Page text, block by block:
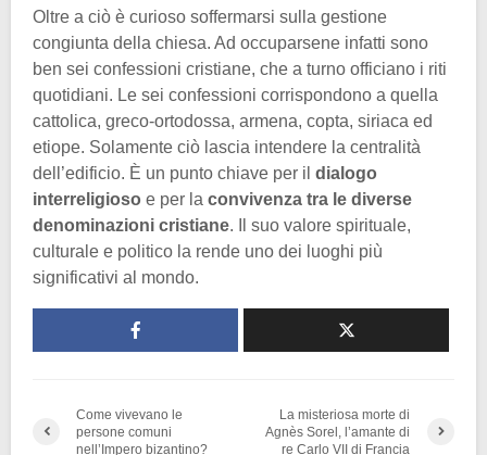
Oltre a ciò è curioso soffermarsi sulla gestione
congiunta della chiesa. Ad occuparsene infatti sono
ben sei confessioni cristiane, che a turno officiano i riti
quotidiani. Le sei confessioni corrispondono a quella
cattolica, greco-ortodossa, armena, copta, siriaca ed
etiope. Solamente ciò lascia intendere la centralità
dell’edificio. È un punto chiave per il dialogo
interreligioso e per la convivenza tra le diverse
denominazioni cristiane. Il suo valore spirituale,
culturale e politico la rende uno dei luoghi più
significativi al mondo.
Come vivevano le
persone comuni
nell’Impero bizantino?
La misteriosa morte di
Agnès Sorel, l’amante di
re Carlo VII di Francia